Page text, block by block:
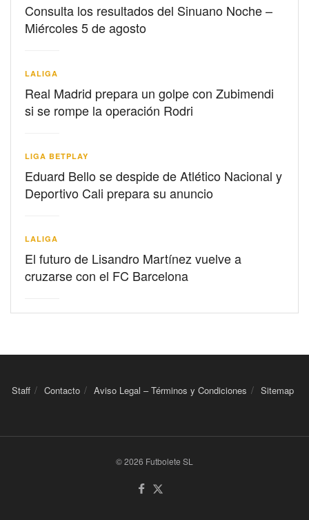
Consulta los resultados del Sinuano Noche –
Miércoles 5 de agosto
LALIGA
Real Madrid prepara un golpe con Zubimendi
si se rompe la operación Rodri
LIGA BETPLAY
Eduard Bello se despide de Atlético Nacional y
Deportivo Cali prepara su anuncio
LALIGA
El futuro de Lisandro Martínez vuelve a
cruzarse con el FC Barcelona
Staff Contacto Aviso Legal – Términos y Condiciones Sitemap
© 2026 Futbolete SL